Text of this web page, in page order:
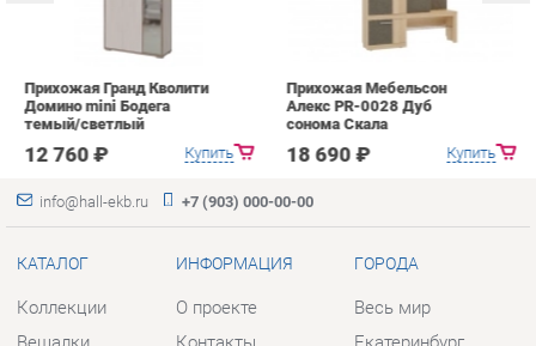
КАТАЛОГ
Коллекции
Вешалки
Зеркала
Комоды
Столы
Стулья
Тумбы
ИНФОРМАЦИЯ
Контакты
Дизайн
Доставка и Оплата
Скидки и Акции
Политика
Гарантия
ГОРОДА
Весь мир
Екатеринбург